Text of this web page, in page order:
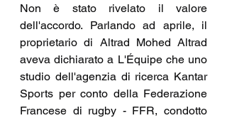
Non è stato rivelato il valore
dell'accordo. Parlando ad aprile, il
proprietario di Altrad Mohed Altrad
aveva dichiarato a L'Équipe che uno
studio dell'agenzia di ricerca Kantar
Sports per conto della Federazione
Francese di rugby - FFR, condotto